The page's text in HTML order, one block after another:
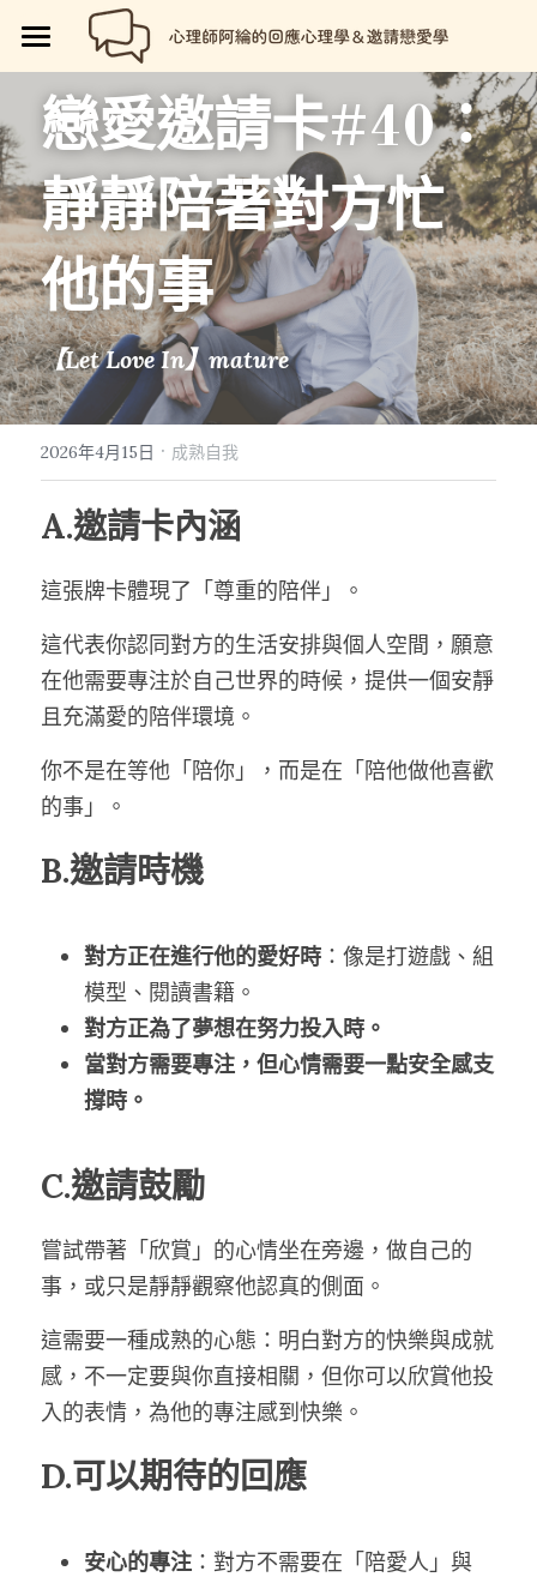
回應心理學
📗回應心理學
💼【就享知】職場專欄
好人卡計畫
🏷️好人卡「給予祝福」
🏕️好人卡店家
邀請戀愛學
邀請戀愛學
😍性愛玩樂
😄親密連結
😡衝突解決
😘恆溫日常
💔總是愛錯人【專欄】
💖讓操控失效【專欄】
🥹戀愛裡的眼淚【專欄】
📑Love Notes
品牌流程設計
💡品牌流程設計
🖥️7天網站架設
📝SEO文章服務
📊作品集
關於我
😱我是阿綸
📚阿綸的書單
📝所有文章
💸Portaly分站
🎁就愛免費
戀愛邀請卡#40：
靜靜陪著對方忙
他的事
【Let Love In】mature
2026年4月15日 · 成熟自我
A.邀請卡內涵
這張牌卡體現了「尊重的陪伴」。
這代表你認同對方的生活安排與個人空間，願意
在他需要專注於自己世界的時候，提供一個安靜
且充滿愛的陪伴環境。
你不是在等他「陪你」，而是在「陪他做他喜歡
的事」。
B.邀請時機
對方正在進行他的愛好時 ：像是打遊戲、組
模型、閱讀書籍。
對方正為了夢想在努力投入時。
當對方需要專注，但心情需要一點安全感支
撐時。
C.邀請鼓勵
嘗試帶著「欣賞」的心情坐在旁邊，做自己的
事，或只是靜靜觀察他認真的側面。
這需要一種成熟的心態：明白對方的快樂與成就
感，不一定要與你直接相關，但你可以欣賞他投
入的表情，為他的專注感到快樂。
D.可以期待的回應
安心的專注 ：對方不需要在「陪愛人」與